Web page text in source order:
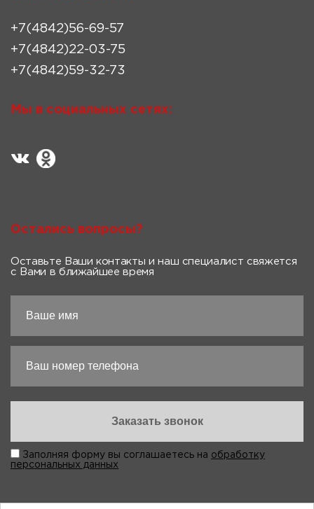
+7(4842)56-69-57
+7(4842)22-03-75
+7(4842)59-32-73
Мы в социальных сетях:
Остались вопросы?
Оставьте Ваши контакты и наш специалист свяжется
с Вами в ближайшее время
Заполняя форму вы соглашаетесь на обработку
персональных данных